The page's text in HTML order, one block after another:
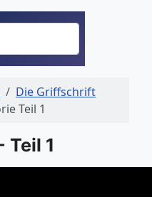
Die Griffschrift
Teil 1
Teil 1